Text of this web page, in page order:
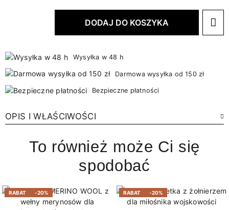
DODAJ DO KOSZYKA
Wysyłka w 48 h
Darmowa wysyłka od 150 zł
Bezpieczne płatności
OPIS I WŁAŚCIWOŚCI
To również może Ci się
spodobać
RABAT -20% RABAT -20%